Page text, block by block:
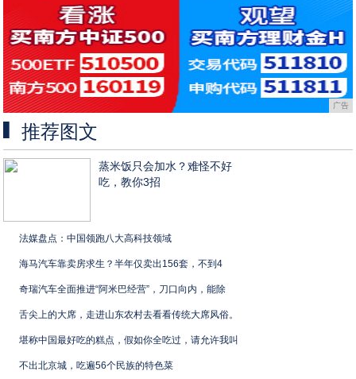
广告
推荐图文
蒸米饭只会加水？难怪不好
吃，教你3招
法媒盘点：中国领跑八大高科技领域
海马汽车靠卖房求生？半年仅卖出156套，不到4
奇瑞汽车全面推进“阿米巴经营”，刀口向内，能除
舌尖上的大席，走进山东农村去看看传统大席风俗。
堪称中国最好吃的糕点，假如你全吃过，请允许我叫
不出北京城，吃遍56个民族的特色菜